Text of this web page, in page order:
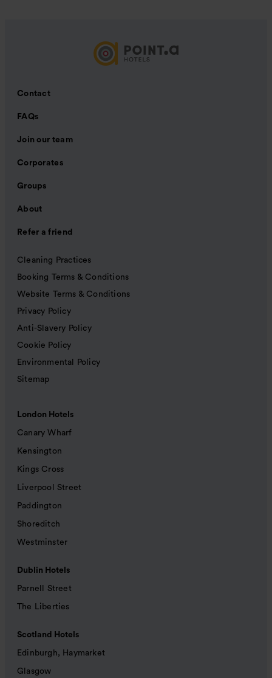
Contact
FAQs
Join our team
Corporates
Groups
About
Refer a friend
Cleaning Practices
Booking Terms & Conditions
Website Terms & Conditions
Privacy Policy
Anti-Slavery Policy
Cookie Policy
Environmental Policy
Sitemap
London Hotels
Canary Wharf
Kensington
Kings Cross
Liverpool Street
Paddington
Shoreditch
Westminster
Dublin Hotels
Parnell Street
The Liberties
Scotland Hotels
Edinburgh, Haymarket
Glasgow